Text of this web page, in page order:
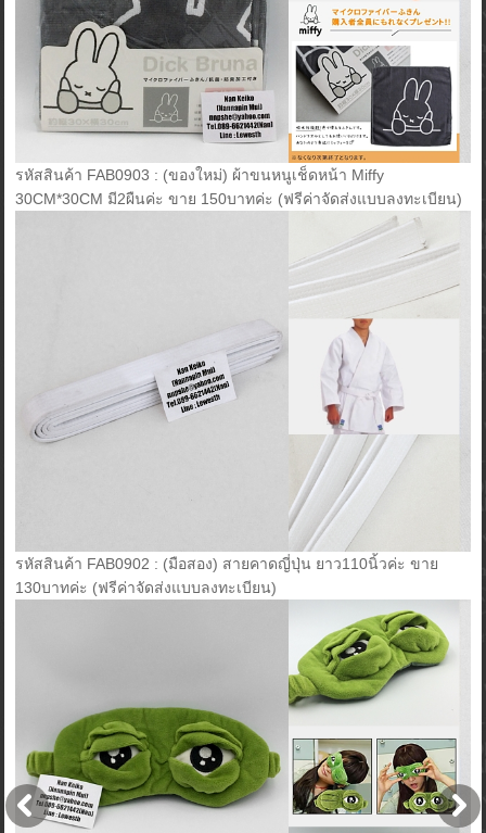
รหัสสินค้า FAB0903 : (ของใหม่) ผ้าขนหนูเช็ดหน้า Miffy
30CM*30CM มี2ผืนค่ะ ขาย 150บาทค่ะ (ฟรีค่าจัดส่งแบบลงทะเบียน)
รหัสสินค้า FAB0902 : (มือสอง) สายคาดญี่ปุ่น ยาว110นิ้วค่ะ ขาย
130บาทค่ะ (ฟรีค่าจัดส่งแบบลงทะเบียน)